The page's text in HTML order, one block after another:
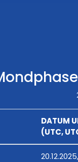
DATUM
(UTC,